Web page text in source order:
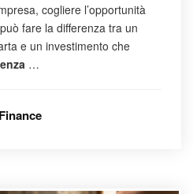
cogliere l’opportunità
fare la differenza tra un
e un investimento che
…
Finance